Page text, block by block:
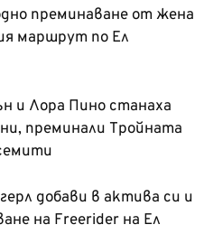
преминаване от жена
маршрут по Ел
и Лора Пино станаха
преминали Тройната
добави в актива си и
на Freerider на Ел